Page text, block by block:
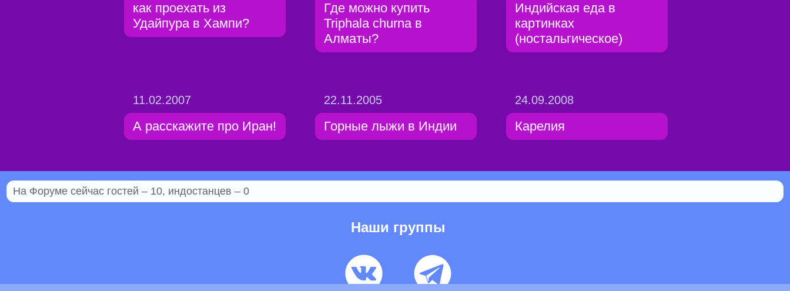
как проехать из
Удайпура в Хампи?
Где можно купить
Triphala churna в
Алматы?
Индийская еда в
картинках
(ностальгическое)
11.02.2007
А расскажите про Иран!
22.11.2005
Горные лыжи в Индии
24.09.2008
Карелия
На Форуме сейчас гостей – 10, индостанцев – 0
Наши группы